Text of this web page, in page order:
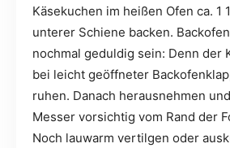
Käsekuchen im heißen Ofen ca. 1
unterer Schiene backen.
nochmal geduldig sein: Denn der
bei leicht geöffneter
ruhen. Danach herausnehmen
Messer vorsichtig vom Rand der
Noch lauwarm vertilgen oder